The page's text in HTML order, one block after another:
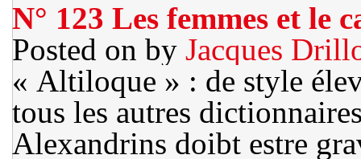
N° 123 Les femmes et le
Posted on by Jacques
« Altiloque » : de style
tous les autres
Alexandrins doibt estre